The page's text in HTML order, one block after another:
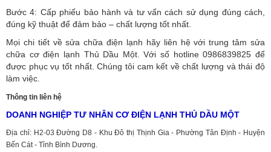
Bước 4: Cấp phiếu bảo hành và tư vấn cách sử dụng đúng cách,
đúng kỹ thuật để đảm bảo – chất lượng tốt nhất.
Mọi chi tiết về sửa chữa điện lạnh hãy liên hệ với trung tâm sửa
chữa cơ điện lạnh Thủ Dầu Một. Với số hotline 0986839825 để
được phục vụ tốt nhất. Chúng tôi cam kết về chất lượng và thái độ
làm việc.
Thông tin liên hệ
DOANH NGHIỆP TƯ NHÂN CƠ ĐIỆN LẠNH THỦ DẦU MỘT
Địa chỉ: H2-03 Đường D8 - Khu Đô thị Thịnh Gia - Phường Tân Định - Huyện
Bến Cát - Tỉnh Bình Dương.